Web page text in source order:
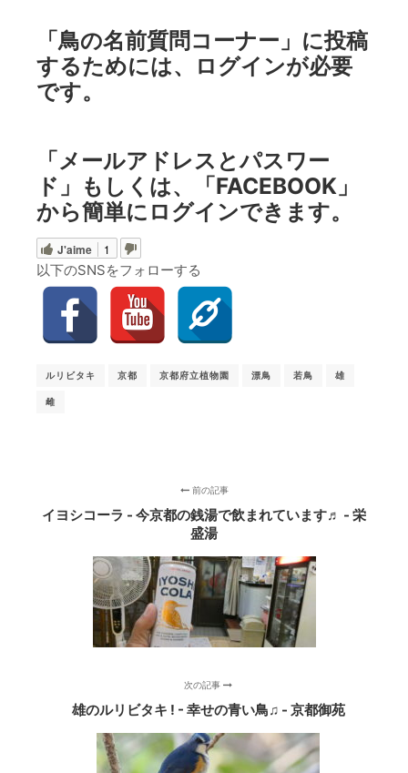
「鳥の名前質問コーナー」に投稿
するためには、ログインが必要
です。
「メールアドレスとパスワー
ド」もしくは、「FACEBOOK」
から簡単にログインできます。
J'aime 1
以下のSNSをフォローする
ルリビタキ 京都 京都府立植物園 漂鳥 若鳥 雄
雌
前の記事
イヨシコーラ - 今京都の銭湯で飲まれています♬ - 栄
盛湯
次の記事
雄のルリビタキ ! - 幸せの青い鳥♫ - 京都御苑